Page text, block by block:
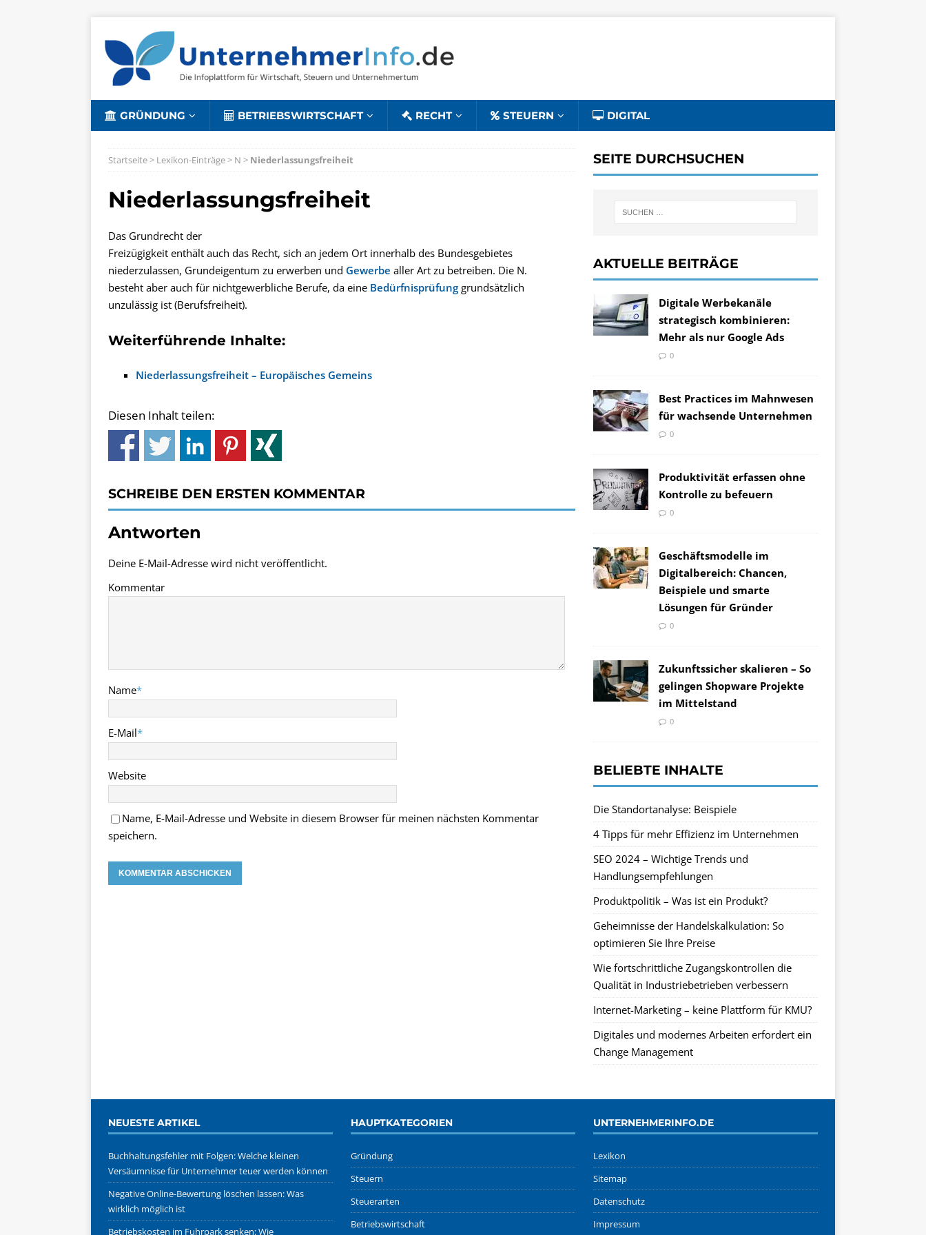
GRÜNDUNG BETRIEBSWIRTSCHAFT RECHT STEUERN DIGITAL
Startseite> Lexikon-Einträge> N > Niederlassungsfreiheit
Niederlassungsfreiheit
Das Grundrecht der
Freizügigkeit enthält auch das Recht, sich an jedem Ort innerhalb des Bundesgebietes
niederzulassen, Grundeigentum zu erwerben und Gewerbe aller Art zu betreiben. Die N.
besteht aber auch für nichtgewerbliche Berufe, da eine Bedürfnisprüfung grundsätzlich
unzulässig ist (Berufsfreiheit).
Weiterführende Inhalte:
Niederlassungsfreiheit – Europäisches Gemeins
Diesen Inhalt teilen:
SCHREIBE DEN ERSTEN KOMMENTAR
Antworten
Deine E-Mail-Adresse wird nicht veröffentlicht.
Kommentar
Name*
E-Mail*
Website
Name, E-Mail-Adresse und Website in diesem Browser für meinen nächsten Kommentar
speichern.
SEITE DURCHSUCHEN
AKTUELLE BEITRÄGE
Digitale Werbekanäle
strategisch kombinieren:
Mehr als nur Google Ads
0
Best Practices im Mahnwesen
für wachsende Unternehmen
0
Produktivität erfassen ohne
Kontrolle zu befeuern
0
Geschäftsmodelle im
Digitalbereich: Chancen,
Beispiele und smarte
Lösungen für Gründer
0
Zukunftssicher skalieren – So
gelingen Shopware Projekte
im Mittelstand
0
BELIEBTE INHALTE
Die Standortanalyse: Beispiele
4 Tipps für mehr Effizienz im Unternehmen
SEO 2024 – Wichtige Trends und
Handlungsempfehlungen
Produktpolitik – Was ist ein Produkt?
Geheimnisse der Handelskalkulation: So
optimieren Sie Ihre Preise
Wie fortschrittliche Zugangskontrollen die
Qualität in Industriebetrieben verbessern
Internet-Marketing – keine Plattform für KMU?
Digitales und modernes Arbeiten erfordert ein
Change Management
NEUESTE ARTIKEL
Buchhaltungsfehler mit Folgen: Welche kleinen
Versäumnisse für Unternehmer teuer werden können
Negative Online-Bewertung löschen lassen: Was
wirklich möglich ist
Betriebskosten im Fuhrpark senken: Wie
HAUPTKATEGORIEN
Gründung
Steuern
Steuerarten
Betriebswirtschaft
UNTERNEHMERINFO.DE
Lexikon
Sitemap
Datenschutz
Impressum